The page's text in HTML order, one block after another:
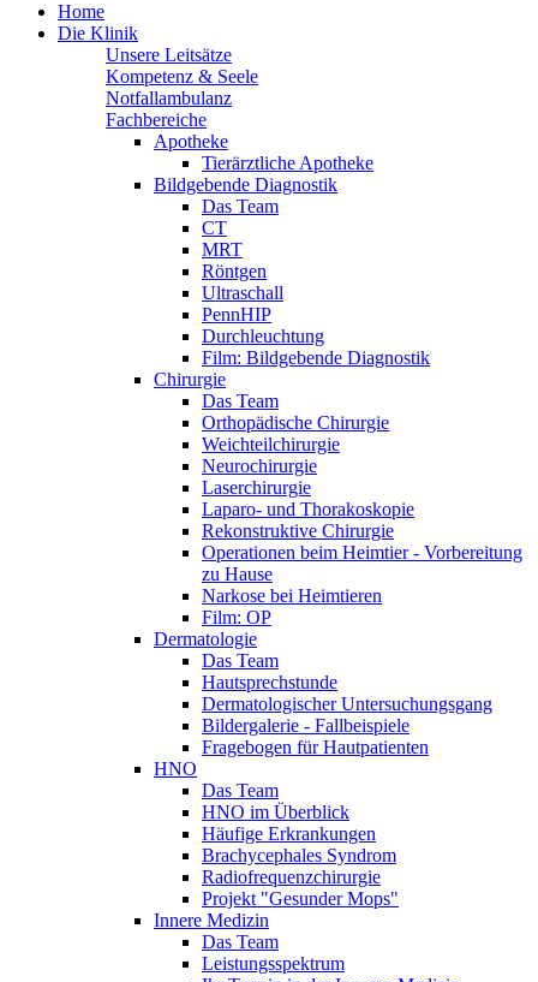
Home
Die Klinik
Unsere Leitsätze
Kompetenz & Seele
Notfallambulanz
Fachbereiche
Apotheke
Tierärztliche Apotheke
Bildgebende Diagnostik
Das Team
CT
MRT
Röntgen
Ultraschall
PennHIP
Durchleuchtung
Film: Bildgebende Diagnostik
Chirurgie
Das Team
Orthopädische Chirurgie
Weichteilchirurgie
Neurochirurgie
Laserchirurgie
Laparo- und Thorakoskopie
Rekonstruktive Chirurgie
Operationen beim Heimtier - Vorbereitung
zu Hause
Narkose bei Heimtieren
Film: OP
Dermatologie
Das Team
Hautsprechstunde
Dermatologischer Untersuchungsgang
Bildergalerie - Fallbeispiele
Fragebogen für Hautpatienten
HNO
Das Team
HNO im Überblick
Häufige Erkrankungen
Brachycephales Syndrom
Radiofrequenzchirurgie
Projekt "Gesunder Mops"
Innere Medizin
Das Team
Leistungsspektrum